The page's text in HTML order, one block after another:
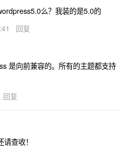
么？我装的是5.0的
回复
是向前兼容的。所有的主题都支持
回复
查收！